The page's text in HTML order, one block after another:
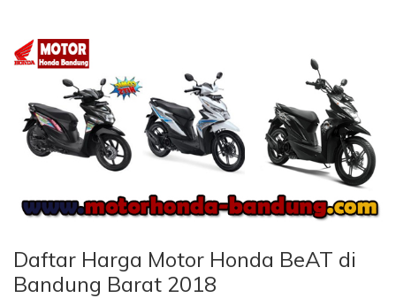
Daftar Harga Motor Honda BeAT di
Bandung Barat 2018